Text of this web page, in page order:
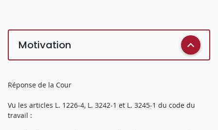
Motivation
Réponse de la Cour
Vu les articles L. 1226-4, L. 3242-1 et L. 3245-1 du code du
travail :